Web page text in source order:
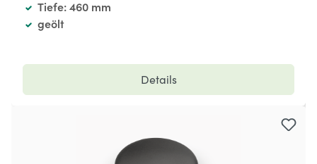
Tiefe: 460 mm
geölt
Details